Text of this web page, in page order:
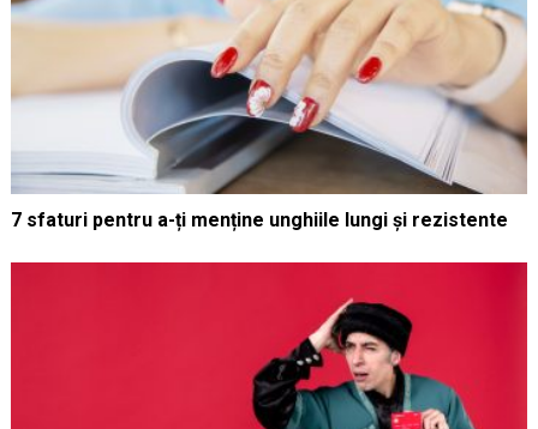
7 sfaturi pentru a-ți menține unghiile lungi și rezistente